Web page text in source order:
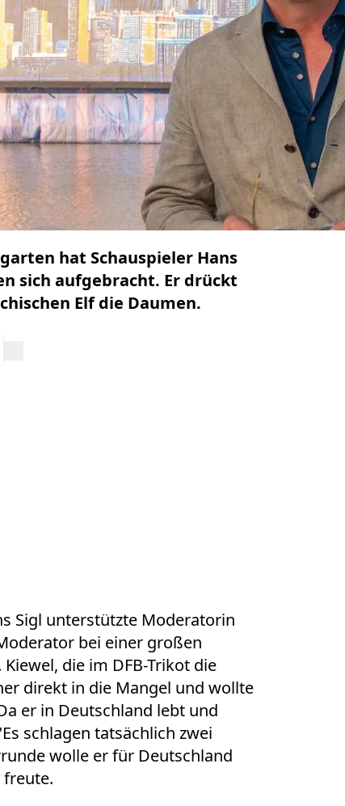
hat Schauspieler Hans
sich aufgebracht. Er drückt
Elf die Daumen.
Sigl unterstützte Moderatorin
bei einer großen
die im DFB-Trikot die
direkt in die Mangel und wollte
er in Deutschland lebt und
schlagen tatsächlich zwei
wolle er für Deutschland
freute.